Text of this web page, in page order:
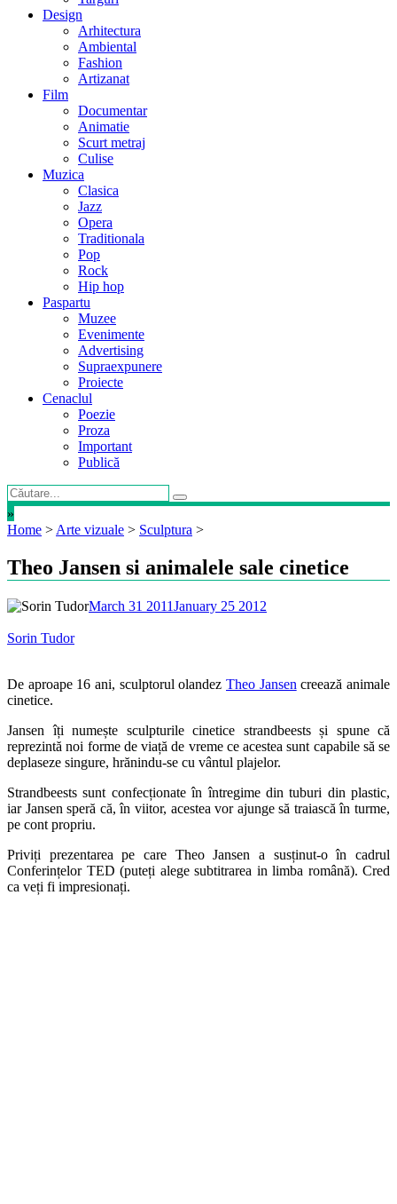
Design
Arhitectura
Ambiental
Fashion
Artizanat
Film
Documentar
Animatie
Scurt metraj
Culise
Muzica
Clasica
Jazz
Opera
Traditionala
Pop
Rock
Hip hop
Paspartu
Muzee
Evenimente
Advertising
Supraexpunere
Proiecte
Cenaclul
Poezie
Proza
Important
Publică
»
Home > Arte vizuale > Sculptura >
Theo Jansen si animalele sale cinetice
March 31 2011January 25 2012
Sorin Tudor
De aproape 16 ani, sculptorul olandez Theo Jansen creează animale
cinetice.
Jansen îți numește sculpturile cinetice strandbeests și spune că
reprezintă noi forme de viață de vreme ce acestea sunt capabile să se
deplaseze singure, hrănindu-se cu vântul plajelor.
Strandbeests sunt confecționate în întregime din tuburi din plastic,
iar Jansen speră că, în viitor, acestea vor ajunge să traiască în turme,
pe cont propriu.
Priviți prezentarea pe care Theo Jansen a susținut-o în cadrul
Conferințelor TED (puteți alege subtitrarea in limba română). Cred
ca veți fi impresionați.